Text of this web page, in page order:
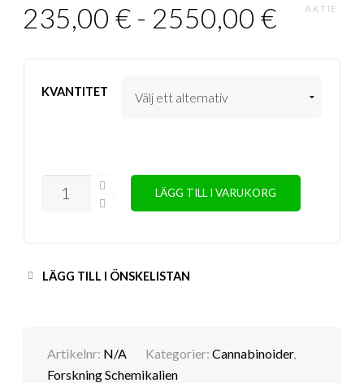
AKTIE
235,00€ - 2550,00€
KVANTITET
LÄGG TILL I VARUKORG
LÄGG TILL I ÖNSKELISTAN
Artikelnr: N/A Kategorier:Cannabinoider,
Forskning Schemikalien